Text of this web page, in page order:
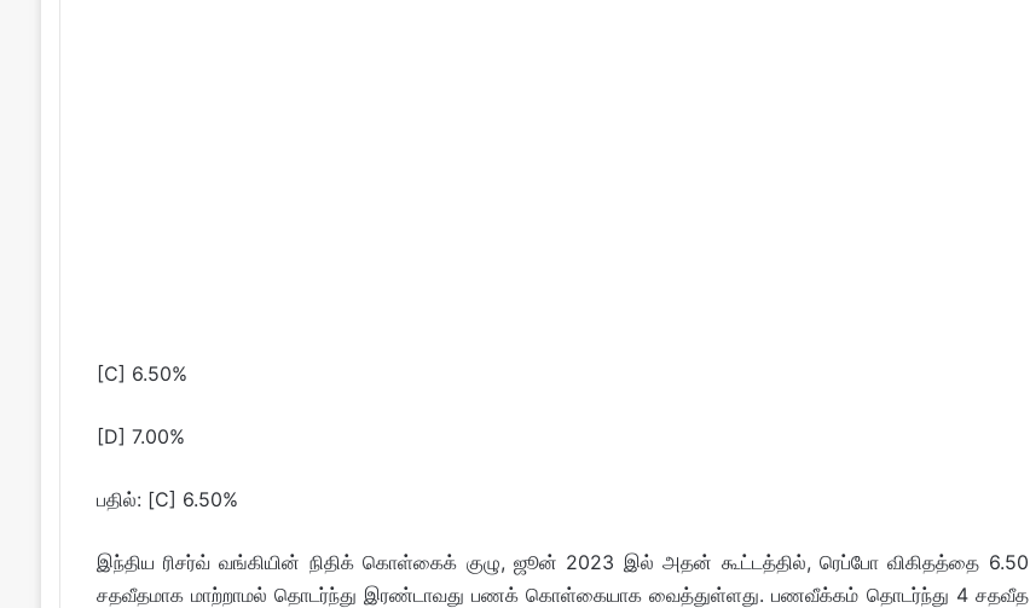
[C] 6.50%
[D] 7.00%
பதில்: [C] 6.50%
இந்திய ரிசர்வ் வங்கியின் நிதிக் கொள்கைக் குழு, ஜூன் 2023 இல் அதன் கூட்டத்தில், ரெப்போ விகிதத்தை 6.50
சதவீதமாக மாற்றாமல் தொடர்ந்து இரண்டாவது பணக் கொள்கையாக வைத்துள்ளது. பணவீக்கம் தொடர்ந்து 4 சதவீத